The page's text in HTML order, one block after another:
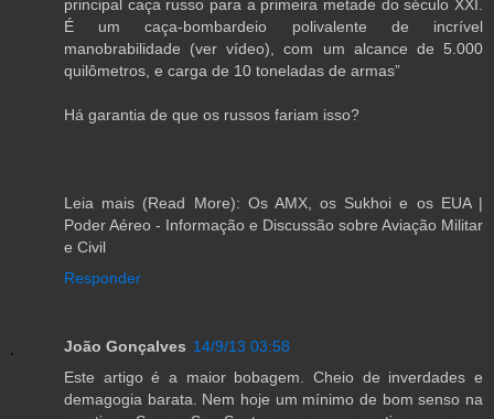
principal caça russo para a primeira metade do século XXI.
É um caça-bombardeio polivalente de incrível
manobrabilidade (ver vídeo), com um alcance de 5.000
quilômetros, e carga de 10 toneladas de armas”
Há garantia de que os russos fariam isso?
Leia mais (Read More): Os AMX, os Sukhoi e os EUA |
Poder Aéreo - Informação e Discussão sobre Aviação Militar
e Civil
Responder
João Gonçalves 14/9/13 03:58
Este artigo é a maior bobagem. Cheio de inverdades e
demagogia barata. Nem hoje um mínimo de bom senso na